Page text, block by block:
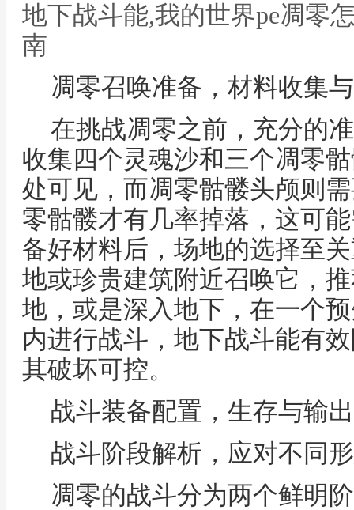
地下战斗能,我的世界pe凋零
南
凋零召唤准备，材料收集
在挑战凋零之前，充分的
收集四个灵魂沙和三个凋零
处可见，而凋零骷髅头颅则
零骷髅才有几率掉落，这可
备好材料后，场地的选择至
地或珍贵建筑附近召唤它，
地，或是深入地下，在一个
内进行战斗，地下战斗能有
其破坏可控。
战斗装备配置，生存与输
战斗阶段解析，应对不同
凋零的战斗分为两个鲜明